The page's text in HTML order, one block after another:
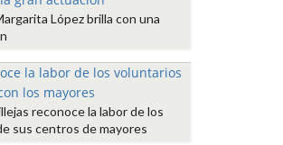
López brilla con una
reconoce la labor de los
sus centros de mayores